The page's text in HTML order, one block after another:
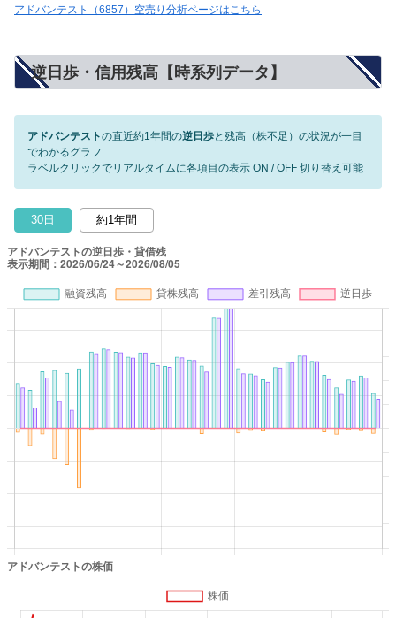
アドバンテスト（6857）空売り分析ページはこちら
逆日歩・信用残高【時系列データ】
アドバンテストの直近約1年間の逆日歩と残高（株不足）の状況が一目
でわかるグラフ
ラベルクリックでリアルタイムに各項目の表示 ON / OFF 切り替え可能
30日 約1年間